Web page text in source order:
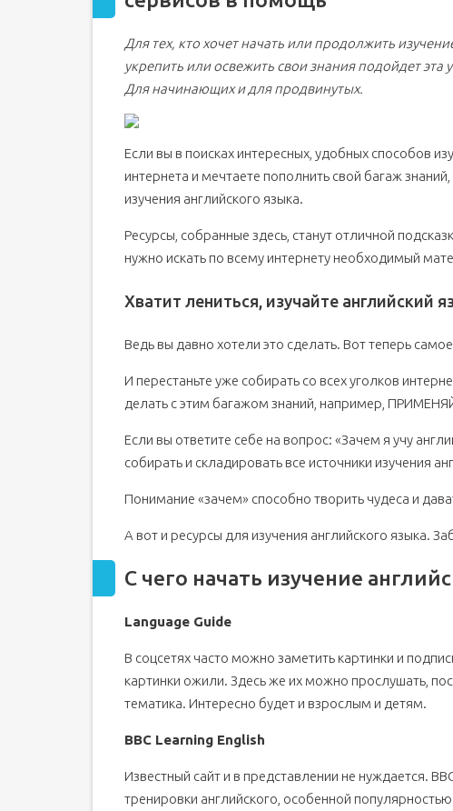
3. Руководство: Как начать учить английский с нуля
1. Изучите правила чтения английского языка
2. Уточните, как произносятся слова
4. Учите грамматику
5. Слушайте подкасты своего уровня
6. Смотрите новости на английском
8. Установите полезные приложения
4. Подведем итоги
Vocabulary (Словарный запас)
Для тех, кто хочет начать или продолжить
укрепить или освежить свои знания подойдет
Для начинающих и для продвинутых.
Если вы в поисках интересных, удобных способов
интернета и мечтаете пополнить свой багаж
изучения английского языка.
Ресурсы, собранные здесь, станут отличной
нужно искать по всему интернету необходимый
Хватит лениться, изучайте английский
Ведь вы давно хотели это сделать. Вот теперь
И перестаньте уже собирать со всех уголков
делать с этим багажом знаний, например,
Если вы ответите себе на вопрос: «Зачем я учу
собирать и складировать все источники изучения
Понимание «зачем» способно творить чудеса и
А вот и ресурсы для изучения английского языка.
С чего начать изучение
Language Guide
В соцсетях часто можно заметить картинки и
картинки ожили. Здесь же их можно прослушать,
тематика. Интересно будет и взрослым и детям.
BBC Learning English
Известный сайт и в представлении не нуждается.
тренировки английского, особенной